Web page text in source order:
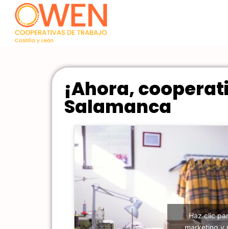
¡Ahora,
Salamanca
Haz clic
marketing y